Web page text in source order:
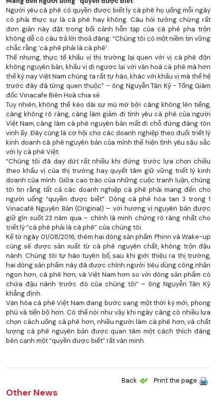
Người yêu cà phê có quyền được biết ly cà phê họ uống mỗi ngày
có phải thực sự là cà phê hay không. Câu hỏi tưởng chừng rất
đơn giản này đặt trong bối cảnh hỗn tạp của cà phê pha trộn
không dễ có câu trả lời thoả đáng. “Chúng tôi có một niềm tin vững
chắc rằng ‘cà phê phải là cà phê’.
Thế nhưng, thực tế khẩu vị thị trường lại quen với vị cà phê độn
không nguyên bản, khẩu vị đi ngược lại với văn hoá cà phê mà hơn
thế kỷ nay Việt Nam chúng ta rất tự hào, khác với khẩu vị mà thế hệ
trước đây đã từng quen thuộc” – ông Nguyễn Tân Kỷ - Tổng Giám
đốc Vinacafe Biên Hoà chia sẻ.
Tuy nhiên, không thể kéo dài sự mù mờ bởi càng không lên tiếng,
càng không rõ ràng, càng làm giảm đi tình yêu cà phê của người
Việt Nam, càng làm cà phê nguyên bản mất đi chỗ đứng đáng tôn
vinh ấy. Đây cũng là cơ hội cho các doanh nghiệp theo đuổi triết lý
kinh doanh cà phê nguyên bản của mình thể hiện tình yêu sâu sắc
với ly cà phê Việt.
“Chúng tôi đã day dứt rất nhiều khi đứng trước lựa chọn chiều
theo khẩu vị của thị trường hay quyết tâm giữ vững triết lý kinh
doanh của mình. Giữa cao trào của những cuộc tranh luận, chúng
tôi tin rằng tất cả các doanh nghiệp cà phê phải mang đến cho
người uống “quyền được biết”. Dòng cà phê hòa tan 3 trong 1
Vinacafé Nguyên Bản (Original) – với hương vị nguyên bản được
giữ gìn suốt 23 năm qua – chính là minh chứng rõ ràng nhất cho
triết lý “cà phê phải là cà phê” của chúng tôi.
Kể từ ngày 01/08/2016, thêm hai dòng sản phẩm Phinn và Wake-up
cũng sẽ được sản xuất từ cà phê nguyên chất, không trộn đậu
nành. Chúng tôi tự hào tuyên bố, sau khi giới thiệu ra thị trường,
hai dòng sản phẩm này đã được chính người tiêu dùng công nhận
ngon hơn, cà phê hơn, và Việt Nam hơn so với dòng sản phẩm có
chứa đậu nành trước đó của chúng tôi” – ông Nguyễn Tân Kỷ
khẳng định.
Văn hóa cà phê Việt Nam đang bước sang một thời kỳ mới, phong
phú và tiến bộ hơn. Có thể nói như vậy khi ngày càng có nhiều lựa
chọn cách uống cà phê hơn, nhiều người làm cà phê hơn, và chất
lượng cà phê nguyên bản được quan tâm một cách thích đáng
bên cạnh một “quyền được biết” rất văn minh.
Back Print the page
Other News